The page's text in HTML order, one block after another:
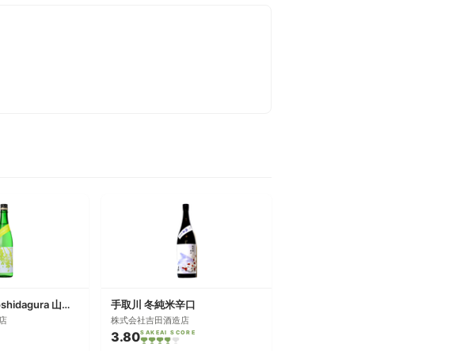
手取川 U Yoshidagura 山廃純米無濾過生原酒 手取川 冬純米辛口
株式会社吉田酒造店
3.80SAKEAI SCORE